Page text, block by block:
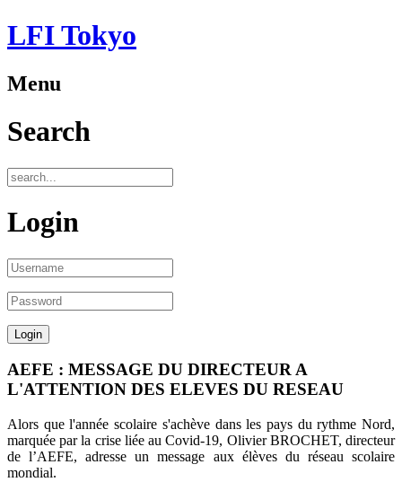
LFI Tokyo
Menu
Search
Login
AEFE : MESSAGE DU DIRECTEUR A
L'ATTENTION DES ELEVES DU RESEAU
Alors que l'année scolaire s'achève dans les pays du rythme Nord,
marquée par la crise liée au Covid-19, Olivier BROCHET, directeur
de l’AEFE, adresse un message aux élèves du réseau scolaire
mondial.